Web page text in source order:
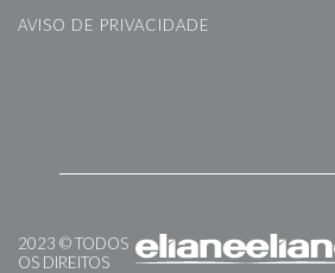
AVISO DE PRIVACIDADE
2023 © TODOS
OS DIREITOS